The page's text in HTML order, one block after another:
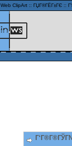
Web ClipArt :: ГЏГ®ГЁГ±ГЄ ::